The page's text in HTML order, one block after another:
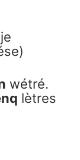
wétré.
lètres